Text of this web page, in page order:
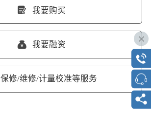
我要购买
我要融资
保修/维修/计量校准等服务